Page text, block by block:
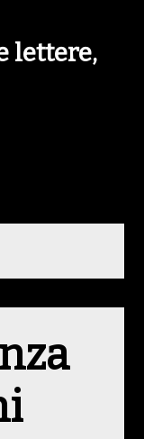
lettere,